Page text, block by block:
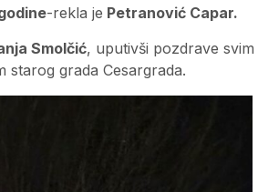
-rekla je Petranović Capar.
Smolčić, uputivši pozdrave svim
starog grada Cesargrada.